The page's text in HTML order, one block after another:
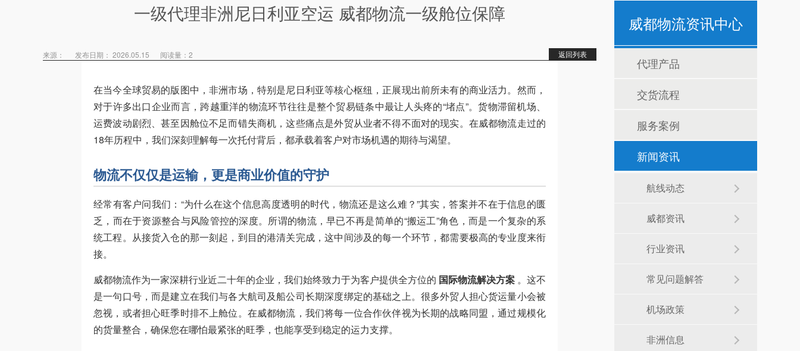
一级代理非洲尼日利亚空运 威都物流一级舱位保障
返回列表
来源： 发布日期： 2026.05.15 阅读量： 2
在当今全球贸易的版图中，非洲市场，特别是尼日利亚等核心枢纽，正展现出前所未有的商业活力。然而，
对于许多出口企业而言，跨越重洋的物流环节往往是整个贸易链条中最让人头疼的“堵点”。货物滞留机场、
运费波动剧烈、甚至因舱位不足而错失商机，这些痛点是外贸从业者不得不面对的现实。在威都物流走过的
18年历程中，我们深刻理解每一次托付背后，都承载着客户对市场机遇的期待与渴望。
物流不仅仅是运输，更是商业价值的守护
经常有客户问我们：“为什么在这个信息高度透明的时代，物流还是这么难？”其实，答案并不在于信息的匮
乏，而在于资源整合与风险管控的深度。所谓的物流，早已不再是简单的“搬运工”角色，而是一个复杂的系
统工程。从接货入仓的那一刻起，到目的港清关完成，这中间涉及的每一个环节，都需要极高的专业度来衔
接。
威都物流作为一家深耕行业近二十年的企业，我们始终致力于为客户提供全方位的 国际物流解决方案 。这不
是一句口号，而是建立在我们与各大航司及船公司长期深度绑定的基础之上。很多外贸人担心货运量小会被
忽视，或者担心旺季时排不上舱位。在威都物流，我们将每一位合作伙伴视为长期的战略同盟，通过规模化
的货量整合，确保您在哪怕最紧张的旺季，也能享受到稳定的运力支撑。
威都物流资讯中心
代理产品
交货流程
服务案例
新闻资讯
航线动态
威都资讯
行业资讯
常见问题解答
机场政策
非洲信息